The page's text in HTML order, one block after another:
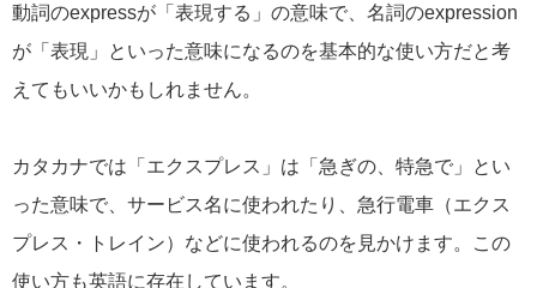
動詞のexpressが「表現する」の意味で、名詞のexpression
が「表現」といった意味になるのを基本的な使い方だと考
えてもいいかもしれません。
カタカナでは「エクスプレス」は「急ぎの、特急で」とい
った意味で、サービス名に使われたり、急行電車（エクス
プレス・トレイン）などに使われるのを見かけます。この
使い方も英語に存在しています。